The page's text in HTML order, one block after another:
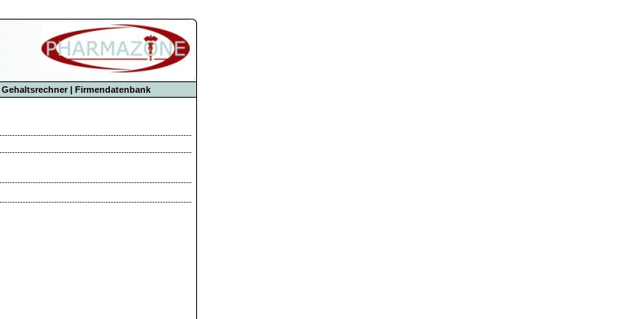
Gehaltsrechner| Firmendatenbank